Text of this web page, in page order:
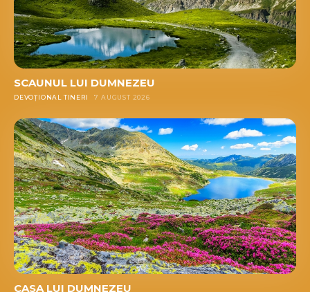
SCAUNUL LUI DUMNEZEU
DEVOȚIONAL TINERI 7 AUGUST 2026
CASA LUI DUMNEZEU